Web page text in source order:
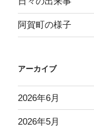
阿賀町の様子
アーカイブ
2026年6月
2026年5月